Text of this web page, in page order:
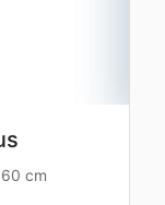
cm